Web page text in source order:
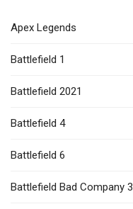
Apex Legends
Battlefield 1
Battlefield 2021
Battlefield 4
Battlefield 6
Battlefield Bad Company 3